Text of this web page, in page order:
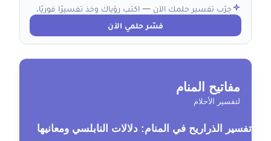
جرّب تفسير حلمك الآن — اكتب رؤياك وخذ تفسيرًا فوريًا.
فسّر حلمي الآن